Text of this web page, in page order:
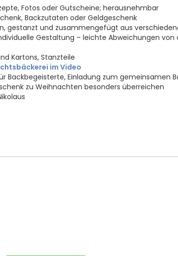
Fotos oder Gutscheine; herausnehmbar
Backzutaten oder Geldgeschenk
gestanzt und zusammengefügt aus
Gestaltung – leichte Abweichungen von
Kartons, Stanzteile
im Video
Backbegeisterte, Einladung zum gemeinsamen
zu Weihnachten besonders überreichen